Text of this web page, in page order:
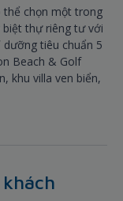
thể chọn một trong
biệt thự riêng tư với
tiêu chuẩn 5
Beach & Golf
khu villa ven biển,